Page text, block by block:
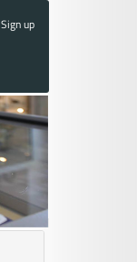
Sign up